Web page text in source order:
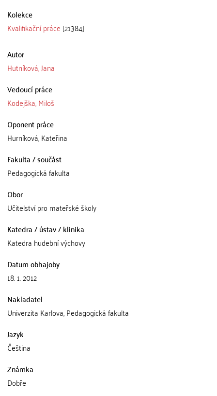
Kolekce
Kvalifikační práce [21384]
Autor
Hutníková, Jana
Vedoucí práce
Kodejška, Miloš
Oponent práce
Hurníková, Kateřina
Fakulta / součást
Pedagogická fakulta
Obor
Učitelství pro mateřské školy
Katedra / ústav / klinika
Katedra hudební výchovy
Datum obhajoby
18. 1. 2012
Nakladatel
Univerzita Karlova, Pedagogická fakulta
Jazyk
Čeština
Známka
Dobře